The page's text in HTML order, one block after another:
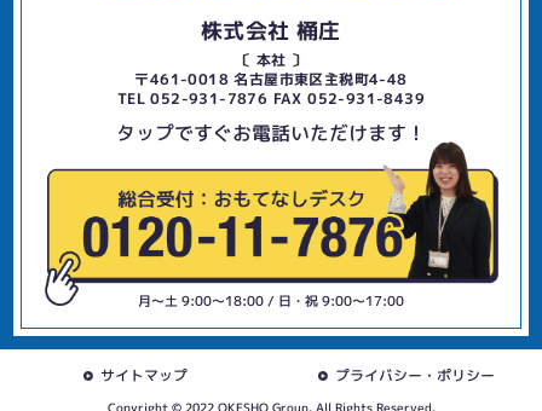
株式会社 桶庄
〔 本社 〕
〒461-0018 名古屋市東区主税町4-48
TEL 052-931-7876 FAX 052-931-8439
タップですぐお電話いただけます！
月〜土 9:00〜18:00 / 日・祝 9:00〜17:00
サイトマップ プライバシー・ポリシー
Copyright © 2022 OKESHO Group. All Rights Reserved.